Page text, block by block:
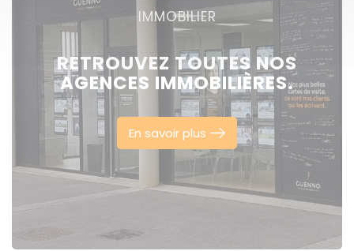
IMMOBILIER
RETROUVEZ TOUTES NOS
AGENCES IMMOBILIÈRES.
En savoir plus